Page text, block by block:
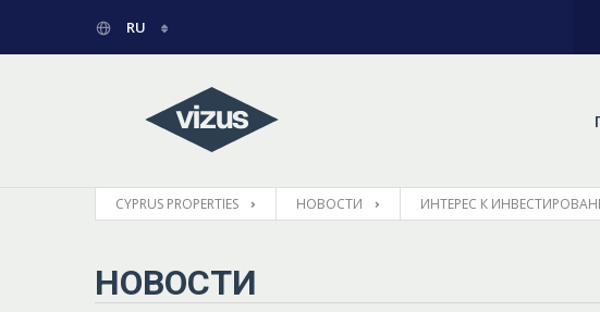
RU
ГРЕЧЕСКИЙ
CYPRUS PROPERTIES НОВОСТИ ИНТЕРЕС К
НОВОСТИ